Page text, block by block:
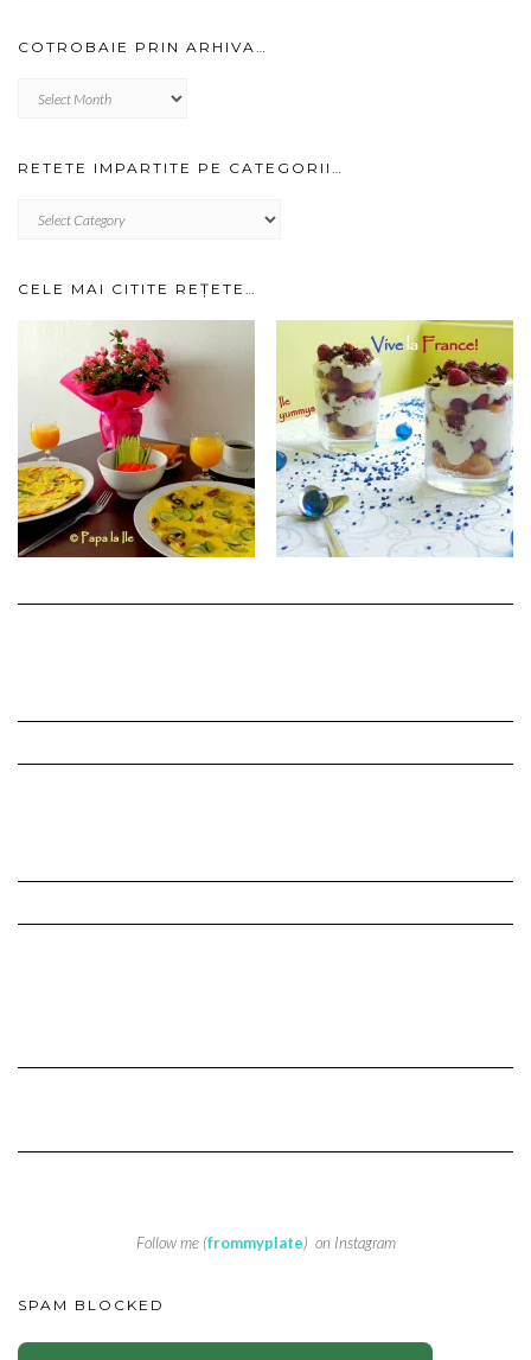
COTROBAIE PRIN ARHIVA…
prin
RETETE IMPARTITE PE CATEGORII…
IMPARTITE
CELE MAI CITITE REȚETE…
Follow me (frommyplate) on Instagram
SPAM BLOCKED